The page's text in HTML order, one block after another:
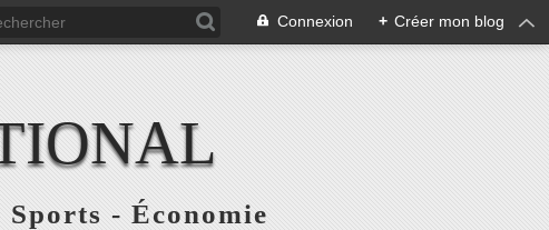
Connexion + Créer mon blog
- Économie